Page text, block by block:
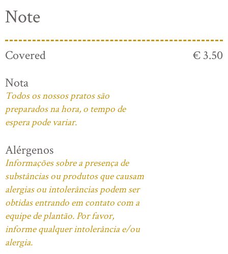
Note
Covered
€ 3.50
Nota
Todos os nossos pratos são
preparados na hora, o tempo de
espera pode variar.
Alérgenos
Informações sobre a presença de
substâncias ou produtos que causam
alergias ou intolerâncias podem ser
obtidas entrando em contato com a
equipe de plantão. Por favor,
informe qualquer intolerância e/ou
alergia.